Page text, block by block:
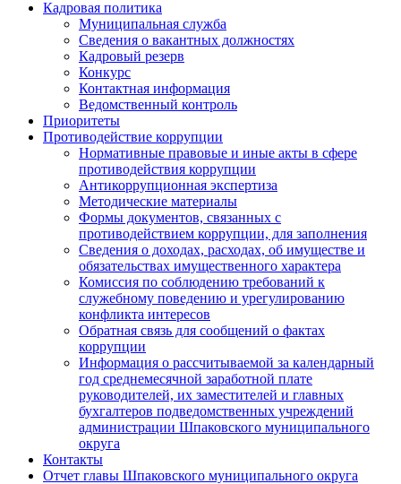
Кадровая политика
Муниципальная служба
Сведения о вакантных должностях
Кадровый резерв
Конкурс
Контактная информация
Ведомственный контроль
Приоритеты
Противодействие коррупции
Нормативные правовые и иные акты в сфере
противодействия коррупции
Антикоррупционная экспертиза
Методические материалы
Формы документов, связанных с
противодействием коррупции, для заполнения
Сведения о доходах, расходах, об имуществе и
обязательствах имущественного характера
Комиссия по соблюдению требований к
служебному поведению и урегулированию
конфликта интересов
Обратная связь для сообщений о фактах
коррупции
Информация о рассчитываемой за календарный
год среднемесячной заработной плате
руководителей, их заместителей и главных
бухгалтеров подведомственных учреждений
администрации Шпаковского муниципального
округа
Контакты
Отчет главы Шпаковского муниципального округа